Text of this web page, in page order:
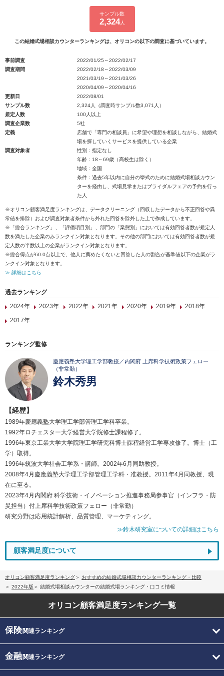
サンプル数
2,324人
この結婚式場相談カウンターランキングは、オリコンの以下の調査に基づいています。
事前調査
2022/01/25～2022/02/17
調査期間
2022/02/18～2022/03/09
2021/03/19～2021/03/26
2020/04/09～2020/04/16
更新日
2022/08/01
サンプル数
2,324人（調査時サンプル数3,071人）
規定人数
100人以上
調査企業数
5社
定義
店舗で「専門の相談員」に希望や理想を相談しながら、結婚式
場を探していくサービスを提供している企業
調査対象者
性別：指定なし
年齢：18～69歳（高校生は除く）
地域：全国
条件：過去5年以内に自分の挙式のために結婚式場相談カウン
ターを経由し、式場見学またはブライダルフェアの予約を行っ
た人
※オリコン顧客満足度ランキングは、データクリーニング（回収したデータから不正回答や異
常値を排除）および調査対象者条件から外れた回答を除外した上で作成しています。
※「総合ランキング」、「評価項目別」、部門の「業態別」においては有効回答者数が規定人
数を満たした企業のみランクイン対象となります。その他の部門においては有効回答者数が規
定人数の半数以上の企業がランクイン対象となります。
※総合得点が60.0点以上で、他人に薦めたくないと回答した人の割合が基準値以下の企業がラ
ンクイン対象となります。
≫ 詳細はこちら
過去ランキング
2024年
2023年 2022年 2021年 2020年 2019年
2018年
2017年
ランキング監修
慶應義塾大学理工学部教授／内閣府 上席科学技術政策フェロー
（非常勤）
鈴木秀男
【経歴】
1989年慶應義塾大学理工学部管理工学科卒業。
1992年ロチェスター大学経営大学院修士課程修了。
1996年東京工業大学大学院理工学研究科博士課程経営工学専攻修了。博士（工
学）取得。
1996年筑波大学社会工学系・講師。2002年6月同助教授。
2008年4月慶應義塾大学理工学部管理工学科・准教授。2011年4月同教授、現
在に至る。
2023年4月内閣府 科学技術・イノベーション推進事務局参事官（インフラ・防
災担当）付上席科学技術政策フェロー（非常勤）
研究分野は応用統計解析、品質管理、マーケティング。
≫鈴木研究室についての詳細はこちら
顧客満足度について
オリコン顧客満足度ランキング
おすすめの結婚式場相談カウンターランキング・比較
2022年版
結婚式場相談カウンターの結婚式場ランキング・口コミ情報
オリコン顧客満足度ランキング一覧
保険関連ランキング
金融関連ランキング